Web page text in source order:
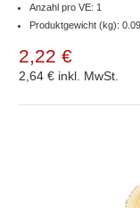
Anzahl pro VE: 1
Produktgewicht (kg): 0.09
2,22 €
2,64 € inkl. MwSt.